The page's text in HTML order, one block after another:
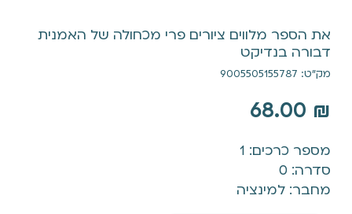
את הספר מלווים ציורים פרי מכחולה של האמנית
דבורה בנדיקט
מק"ט: 9005505155787
68.00 ₪
מספר כרכים: 1
סדרה: 0
מחבר: למינציה